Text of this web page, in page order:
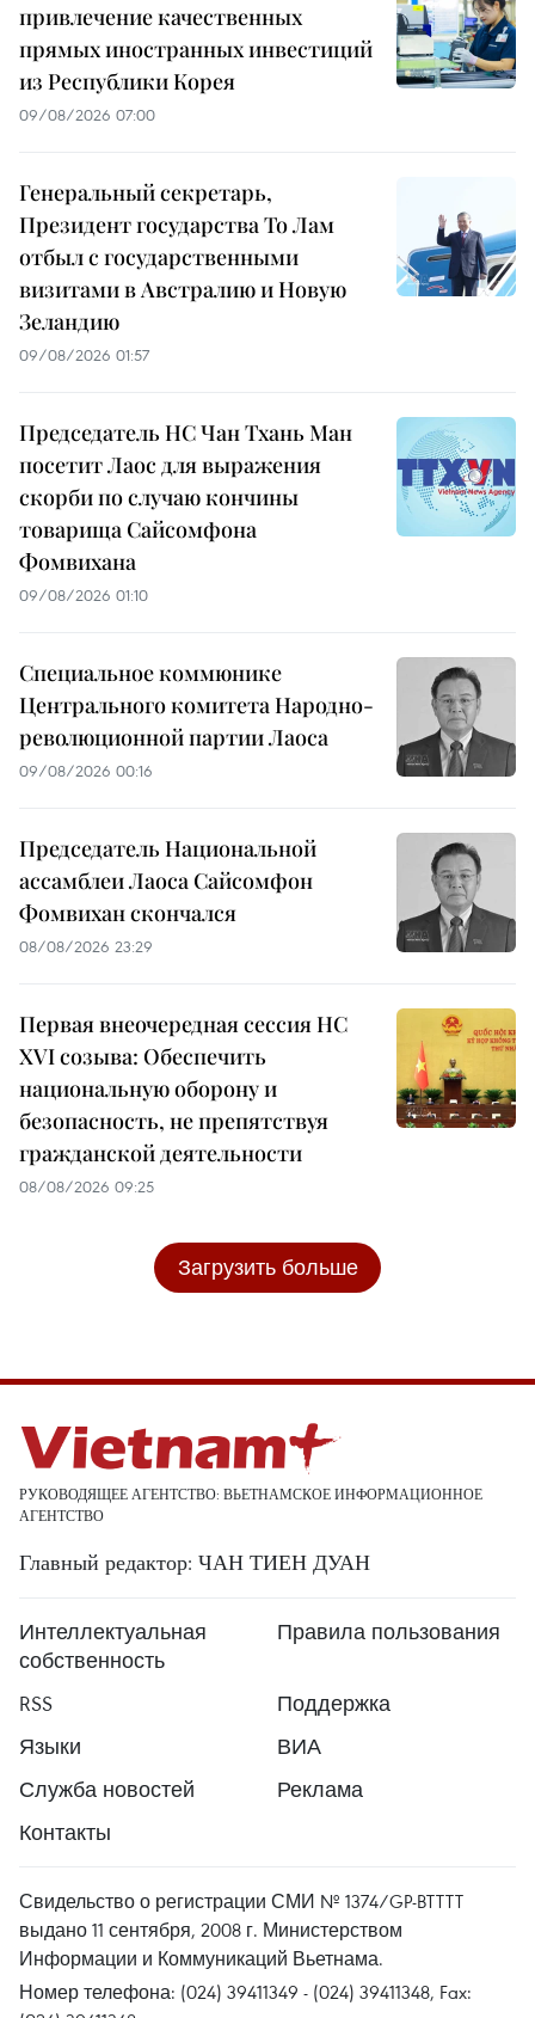
привлечение качественных
прямых иностранных инвестиций
из Республики Корея
09/08/2026 07:00
Генеральный секретарь,
Президент государства То Лам
отбыл с государственными
визитами в Австралию и Новую
Зеландию
09/08/2026 01:57
Председатель НС Чан Тхань Ман
посетит Лаос для выражения
скорби по случаю кончины
товарища Сайсомфона
Фомвихана
09/08/2026 01:10
Специальное коммюнике
Центрального комитета Народно-
революционной партии Лаоса
09/08/2026 00:16
Председатель Национальной
ассамблеи Лаоса Сайсомфон
Фомвихан скончался
08/08/2026 23:29
Первая внеочередная сессия НС
XVI созыва: Обеспечить
национальную оборону и
безопасность, не препятствуя
гражданской деятельности
08/08/2026 09:25
Загрузить больше
РУКОВОДЯЩЕЕ АГЕНТСТВО: ВЬЕТНАМСКОЕ ИНФОРМАЦИОННОЕ
АГЕНТСТВО
Главный редактор: ЧАН ТИЕН ДУАН
Интеллектуальная
собственность
Правила пользования
RSS
Поддержка
Языки
ВИА
Служба новостей
Реклама
Контакты
Свидельство о регистрации СМИ № 1374/GP-BTTTT
выдано 11 сентября, 2008 г. Министерством
Информации и Коммуникаций Вьетнама.
Номер телефона: (024) 39411349 - (024) 39411348, Fax: